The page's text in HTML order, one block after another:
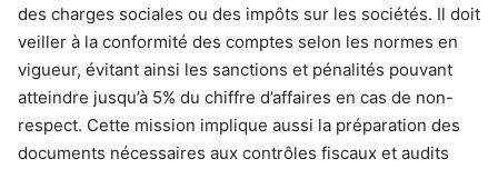
des charges sociales ou des impôts sur les sociétés. Il doit
veiller à la conformité des comptes selon les normes en
vigueur, évitant ainsi les sanctions et pénalités pouvant
atteindre jusqu’à 5% du chiffre d’affaires en cas de non-
respect. Cette mission implique aussi la préparation des
documents nécessaires aux contrôles fiscaux et audits